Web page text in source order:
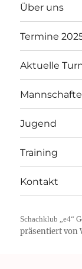
Über uns
Termine
Aktuelle
Jugend
Training
Kontakt
Schachklub „e4“
präsentiert von